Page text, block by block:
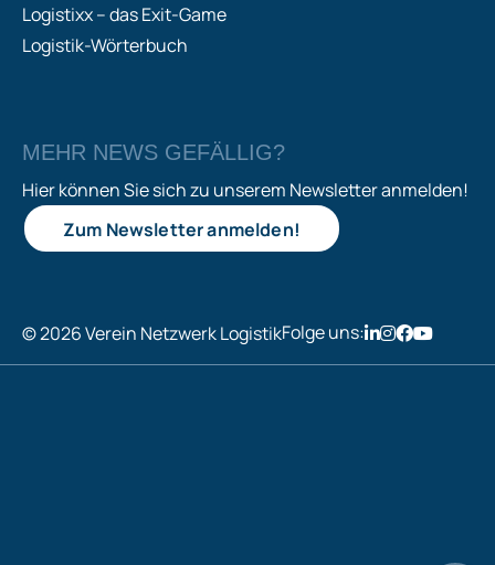
Logistixx – das Exit-Game
Logistik-Wörterbuch
MEHR NEWS GEFÄLLIG?
Hier können Sie sich zu unserem Newsletter anmelden!
Zum Newsletter anmelden!
© 2026 Verein Netzwerk LogistikFolge uns: